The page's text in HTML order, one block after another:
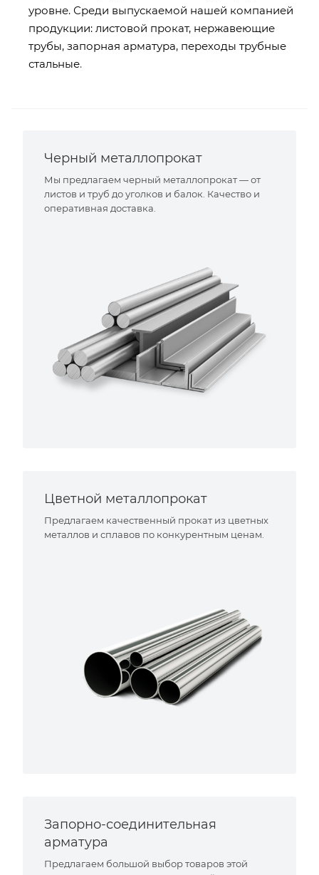
уровне. Среди выпускаемой нашей компанией
продукции: листовой прокат, нержавеющие
трубы, запорная арматура, переходы трубные
стальные.
Черный металлопрокат
Мы предлагаем черный металлопрокат — от
листов и труб до уголков и балок. Качество и
оперативная доставка.
Цветной металлопрокат
Предлагаем качественный прокат из цветных
металлов и сплавов по конкурентным ценам.
Запорно-соединительная
арматура
Предлагаем большой выбор товаров этой